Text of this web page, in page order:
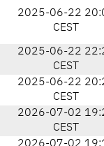
2025-06-22
CEST
2025-06-22
CEST
2025-06-22
CEST
2026-07-02
CEST